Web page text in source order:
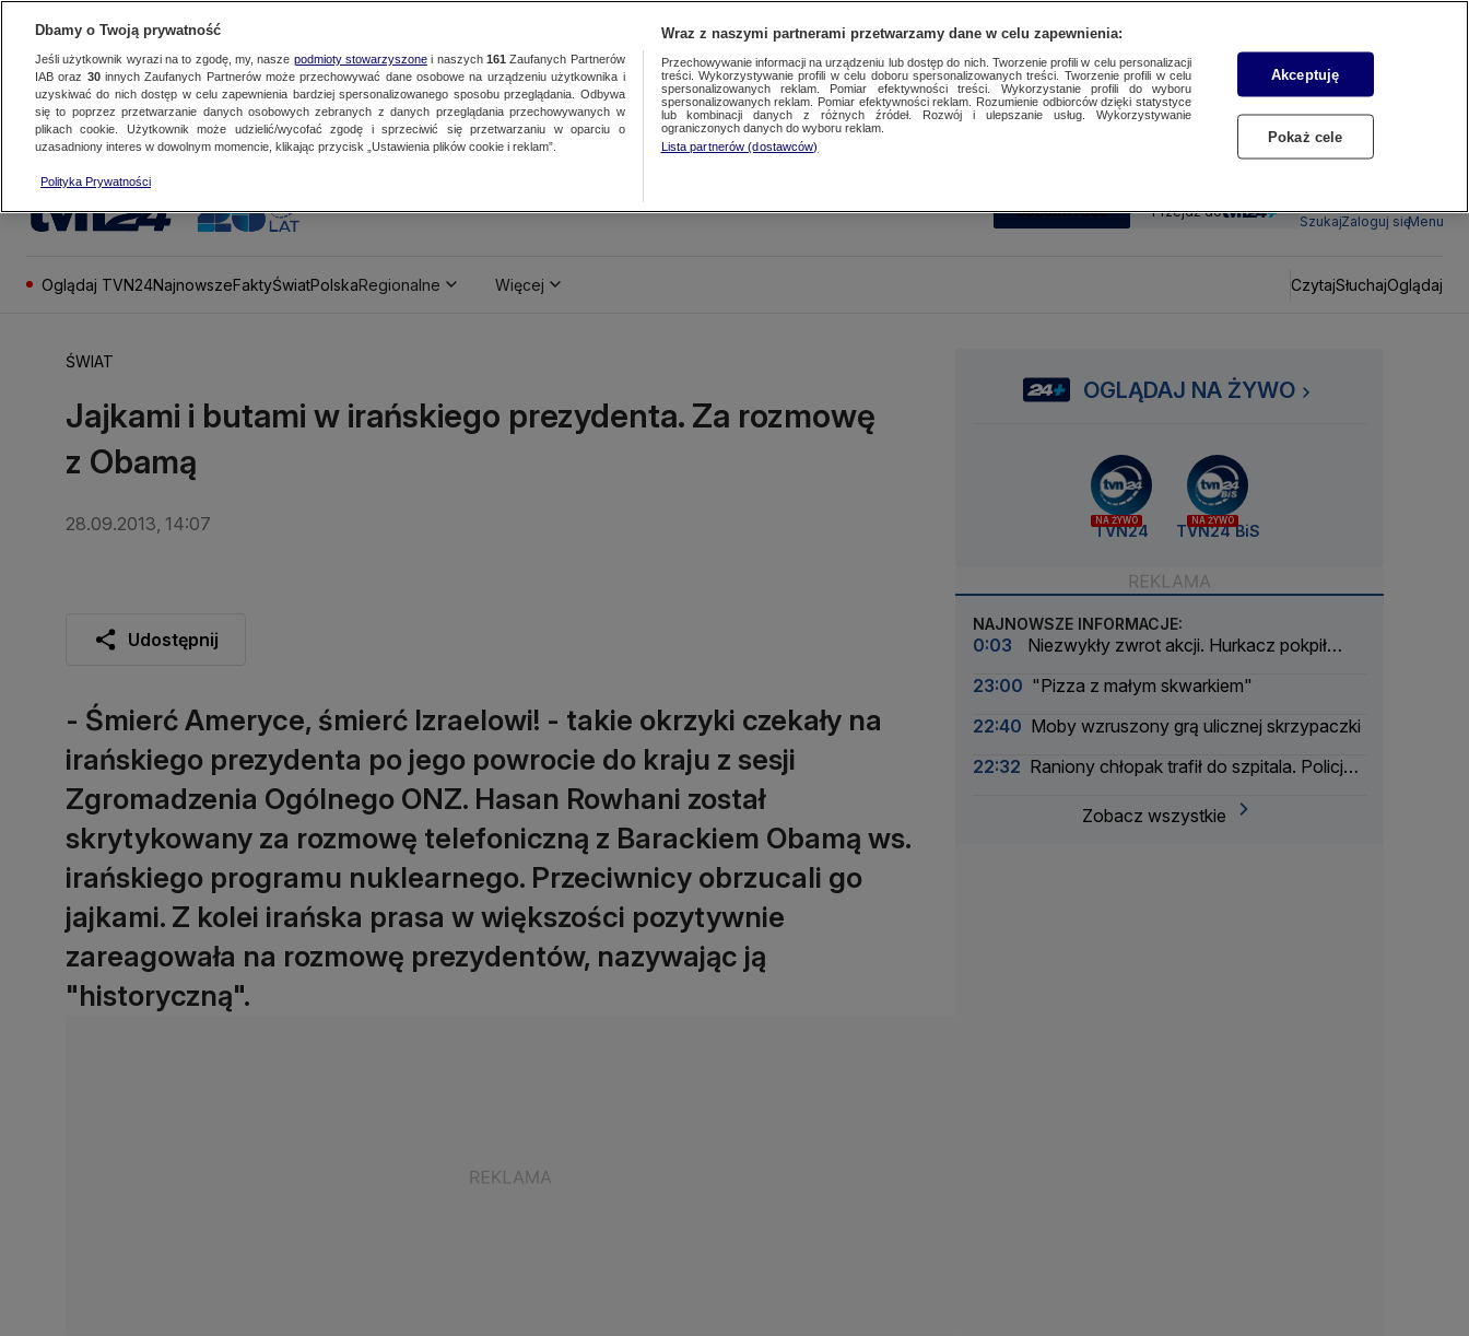
SUBSKRYBUJ Przejdź do
SzukajZaloguj sięMenu
Oglądaj TVN24NajnowszeFaktyŚwiatPolskaRegionalne Więcej CzytajSłuchajOglądaj
ŚWIAT
Jajkami i butami w irańskiego prezydenta. Za rozmowę
z Obamą
28.09.2013, 14:07
Udostępnij
- Śmierć Ameryce, śmierć Izraelowi! - takie okrzyki czekały na
irańskiego prezydenta po jego powrocie do kraju z sesji
Zgromadzenia Ogólnego ONZ. Hasan Rowhani został
skrytykowany za rozmowę telefoniczną z Barackiem Obamą ws.
irańskiego programu nuklearnego. Przeciwnicy obrzucali go
jajkami. Z kolei irańska prasa w większości pozytywnie
zareagowała na rozmowę prezydentów, nazywając ją
"historyczną".
OGLĄDAJ NA ŻYWO
NA ŻYWO
TVN24
NA ŻYWO
TVN24 BiS
NAJNOWSZE INFORMACJE:
0:03
Niezwykły zwrot akcji. Hurkacz pokpił
23:00 "Pizza z małym skwarkiem"
22:40 Moby wzruszony grą ulicznej skrzypaczki
22:32 Raniony chłopak trafił do szpitala. Policja
Zobacz wszystkie
Dbamy o Twoją prywatność
Jeśli użytkownik wyrazi na to zgodę, my, nasze podmioty stowarzyszonei naszych 161 Zaufanych Partnerów
IAB oraz 30innych Zaufanych Partnerów może przechowywać dane osobowe na urządzeniu użytkownika i
uzyskiwać do nich dostęp w celu zapewnienia bardziej spersonalizowanego sposobu przeglądania. Odbywa
się to poprzez przetwarzanie danych osobowych zebranych z danych przeglądania przechowywanych w
plikach cookie. Użytkownik może udzielić/wycofać zgodę i sprzeciwić się przetwarzaniu w oparciu o
uzasadniony interes w dowolnym momencie, klikając przycisk „Ustawienia plików cookie i reklam”.
Polityka Prywatności
Wraz z naszymi partnerami przetwarzamy dane w celu zapewnienia:
Przechowywanie informacji na urządzeniu lub dostęp do nich. Tworzenie profili w celu personalizacji
treści. Wykorzystywanie profili w celu doboru spersonalizowanych treści. Tworzenie profili w celu
spersonalizowanych reklam. Pomiar efektywności treści. Wykorzystanie profili do wyboru
spersonalizowanych reklam. Pomiar efektywności reklam. Rozumienie odbiorców dzięki statystyce
lub kombinacji danych z różnych źródeł. Rozwój i ulepszanie usług. Wykorzystywanie
ograniczonych danych do wyboru reklam.
Lista partnerów (dostawców)
Akceptuję
Pokaż cele